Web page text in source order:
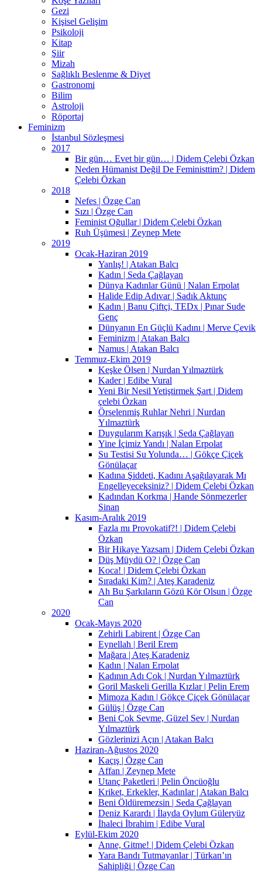
Gezi
Kişisel Gelişim
Psikoloji
Kitap
Şiir
Mizah
Sağlıklı Beslenme & Diyet
Gastronomi
Bilim
Astroloji
Röportaj
Feminizm
İstanbul Sözleşmesi
2017
Bir gün… Evet bir gün… | Didem Çelebi Özkan
Neden Hümanist Değil De Feministtim? | Didem
Çelebi Özkan
2018
Nefes | Özge Can
Sızı | Özge Can
Feminist Oğullar | Didem Çelebi Özkan
Ruh Üşümesi | Zeynep Mete
2019
Ocak-Haziran 2019
Yanlış! | Atakan Balcı
Kadın | Seda Çağlayan
Dünya Kadınlar Günü | Nalan Erpolat
Halide Edip Adıvar | Sadık Aktunç
Kadın | Banu Çiftçi, TEDx | Pınar Sude
Genç
Dünyanın En Güçlü Kadını | Merve Çevik
Feminizm | Atakan Balcı
Namus | Atakan Balcı
Temmuz-Ekim 2019
Keşke Ölsen | Nurdan Yılmaztürk
Kader | Edibe Vural
Yeni Bir Nesil Yetiştirmek Şart | Didem
çelebi Özkan
Örselenmiş Ruhlar Nehri | Nurdan
Yılmaztürk
Duygularım Karışık | Seda Çağlayan
Yine İçimiz Yandı | Nalan Erpolat
Su Testisi Su Yolunda… | Gökçe Çiçek
Gönülaçar
Kadına Şiddeti, Kadını Aşağılayarak Mı
Engelleyeceksiniz? | Didem Çelebi Özkan
Kadından Korkma | Hande Sönmezerler
Sinan
Kasım-Aralık 2019
Fazla mı Provokatif?! | Didem Çelebi
Özkan
Bir Hikaye Yazsam | Didem Çelebi Özkan
Düş Müydü O? | Özge Can
Koca! | Didem Çelebi Özkan
Sıradaki Kim? | Ateş Karadeniz
Ah Bu Şarkıların Gözü Kör Olsun | Özge
Can
2020
Ocak-Mayıs 2020
Zehirli Labirent | Özge Can
Eynellah | Beril Erem
Mağara | Ateş Karadeniz
Kadın | Nalan Erpolat
Kadının Adı Çok | Nurdan Yılmaztürk
Goril Maskeli Gerilla Kızlar | Pelin Erem
Mimoza Kadın | Gökçe Çiçek Gönülaçar
Gülüş | Özge Can
Beni Çok Sevme, Güzel Sev | Nurdan
Yılmaztürk
Gözlerinizi Açın | Atakan Balcı
Haziran-Ağustos 2020
Kaçış | Özge Can
Affan | Zeynep Mete
Utanç Paketleri | Pelin Öncüoğlu
Kriket, Erkekler, Kadınlar | Atakan Balcı
Beni Öldüremezsin | Seda Çağlayan
Deniz Karardı | İlayda Oylum Güleryüz
İhaleci İbrahim | Edibe Vural
Eylül-Ekim 2020
Anne, Gitme! | Didem Çelebi Özkan
Yara Bandı Tutmayanlar | Türkan’ın
Sahipliği | Özge Can